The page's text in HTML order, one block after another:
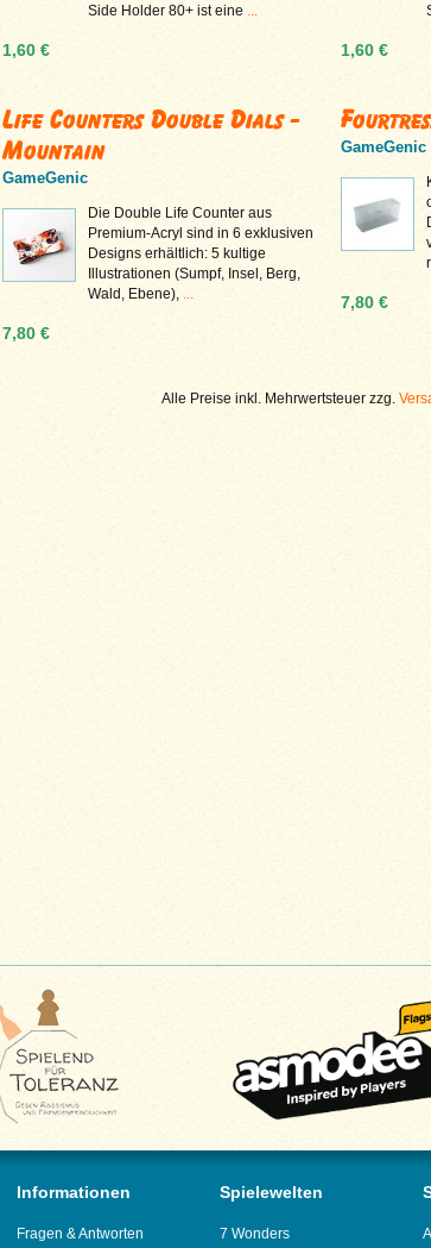
Side Holder 80+ ist eine ...
1,60 € 1,60 €
Life Counters Double Dials -
Mountain
GameGenic
Die Double Life Counter aus
Premium-Acryl sind in 6 exklusiven
Designs erhältlich: 5 kultige
Illustrationen (Sumpf, Insel, Berg,
Wald, Ebene), ...
7,80 €
GameGenic
7,80 €
Alle Preise inkl. Mehrwertsteuer zzg.
Informationen
Fragen & Antworten
Spielewelten
7 Wonders